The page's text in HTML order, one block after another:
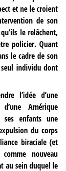
et ne le croient
de son
le relâchent,
policier. Quant
le cadre de son
individu dont
l’idée d’une
Amérique
ses enfants une
du corps
biraciale (et
nouveau
au sein duquel le